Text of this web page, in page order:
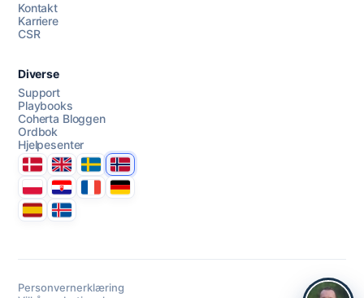
Kontakt
Karriere
CSR
Diverse
Support
Playbooks
Coherta Bloggen
Ordbok
Hjelpesenter
DanmarkUnited Kingdom
SverigeNorge
PolskaHrvatskaFranceDeutschland
EspanaÍsland
Personvernerklæring